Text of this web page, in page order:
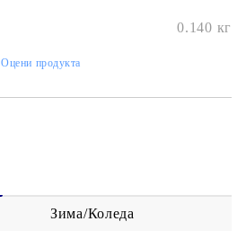
0.140 кг
Оцени продукта
Зима/Коледа